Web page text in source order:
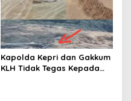
Kapolda Kepri dan Gakkum
KLH Tidak Tegas Kepada